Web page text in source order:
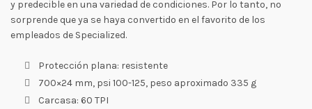
y predecible en una variedad de condiciones. Por lo tanto, no
sorprende que ya se haya convertido en el favorito de los
empleados de Specialized.
Protección plana: resistente
700×24 mm, psi 100-125, peso aproximado 335 g
Carcasa: 60 TPI